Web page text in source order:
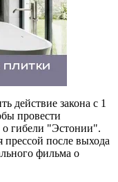
действие закона с 1
провести
о гибели "Эстонии".
прессой после выхода
фильма о